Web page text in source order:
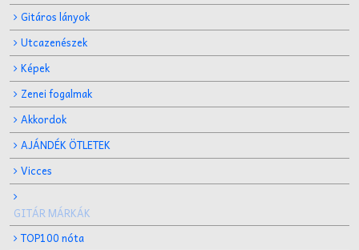
Gitáros lányok
Utcazenészek
Képek
Zenei fogalmak
Akkordok
AJÁNDÉK ÖTLETEK
Vicces
GITÁR MÁRKÁK
TOP100 nóta